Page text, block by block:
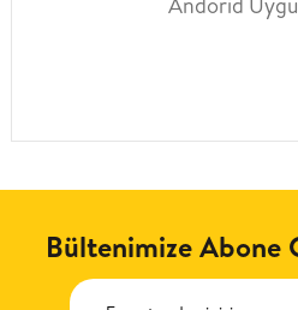
Bültenimize Abone